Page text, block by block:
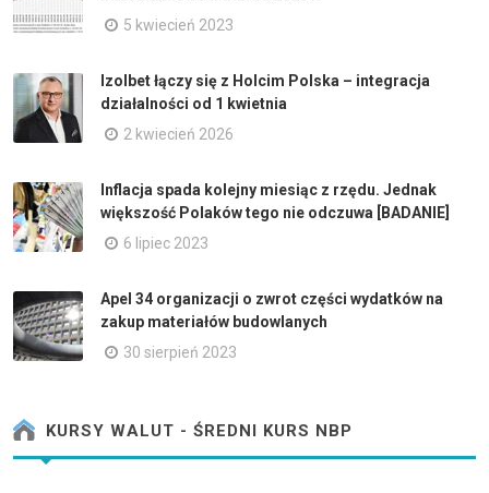
5 kwiecień 2023
Izolbet łączy się z Holcim Polska – integracja
działalności od 1 kwietnia
2 kwiecień 2026
Inflacja spada kolejny miesiąc z rzędu. Jednak
większość Polaków tego nie odczuwa [BADANIE]
6 lipiec 2023
Apel 34 organizacji o zwrot części wydatków na
zakup materiałów budowlanych
30 sierpień 2023
KURSY WALUT - ŚREDNI KURS NBP